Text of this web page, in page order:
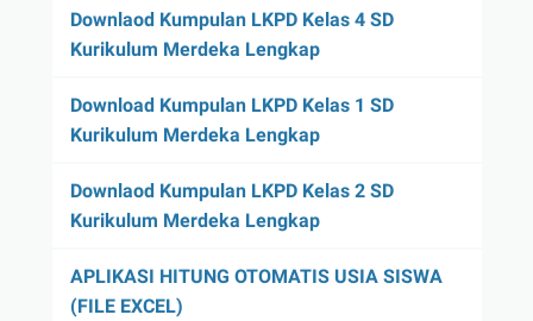
Downlaod Kumpulan LKPD Kelas 4 SD
Kurikulum Merdeka Lengkap
Download Kumpulan LKPD Kelas 1 SD
Kurikulum Merdeka Lengkap
Downlaod Kumpulan LKPD Kelas 2 SD
Kurikulum Merdeka Lengkap
APLIKASI HITUNG OTOMATIS USIA SISWA
(FILE EXCEL)